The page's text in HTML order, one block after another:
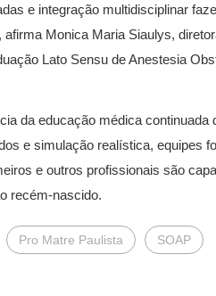
e integração multidisciplinar
Monica Maria Siaulys,
Lato Sensu de Anestesia
da educação médica continuada
e simulação realística, equipes
e outros profissionais são
recém-nascido.
Pro Matre Paulista SOAP